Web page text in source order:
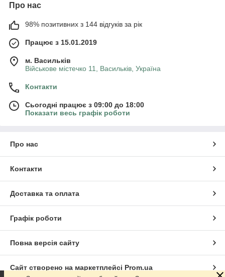
Про нас
98% позитивних з 144 відгуків за рік
Працює з 15.01.2019
м. Васильків
Військове містечко 11, Васильків, Україна
Контакти
Сьогодні працює з 09:00 до 18:00
Показати весь графік роботи
Про нас
Контакти
Доставка та оплата
Графік роботи
Повна версія сайту
Сайт створено на маркетплейсі Prom.ua